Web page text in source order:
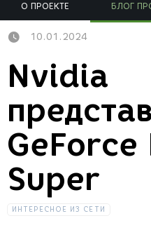
О ПРОЕКТЕ БЛОГ
10.01.2024
Nvidia
GeForce
Super
ИНТЕРЕСНОЕ ИЗ СЕТИ